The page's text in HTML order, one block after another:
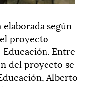
según
proyecto
Entre
del proyecto se
Alberto